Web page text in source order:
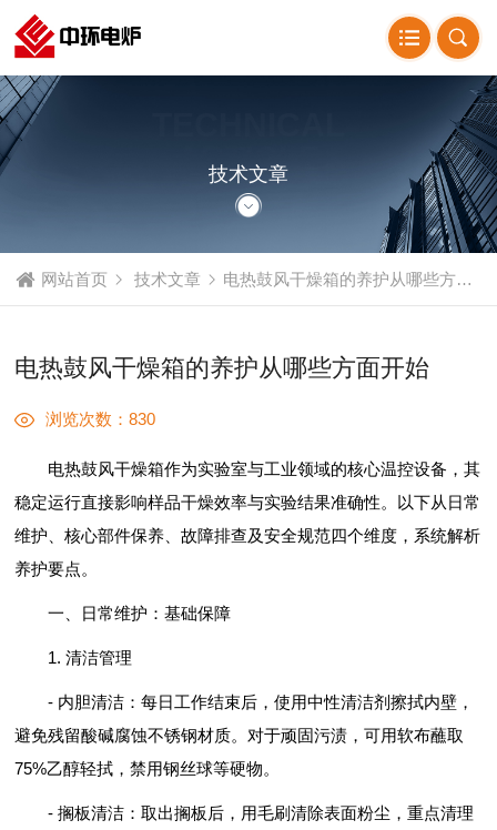
ARTICLE
技术文章
网站首页 技术文章 电热鼓风干燥箱的养护从哪些方面开始
电热鼓风干燥箱的养护从哪些方面开始
浏览次数：830
电热鼓风干燥箱作为实验室与工业领域的核心温控设备，其
稳定运行直接影响样品干燥效率与实验结果准确性。以下从日常
维护、核心部件保养、故障排查及安全规范四个维度，系统解析
养护要点。
一、日常维护：基础保障
1. 清洁管理
- 内胆清洁：每日工作结束后，使用中性清洁剂擦拭内壁，
避免残留酸碱腐蚀不锈钢材质。对于顽固污渍，可用软布蘸取
75%乙醇轻拭，禁用钢丝球等硬物。
- 搁板清洁：取出搁板后，用毛刷清除表面粉尘，重点清理